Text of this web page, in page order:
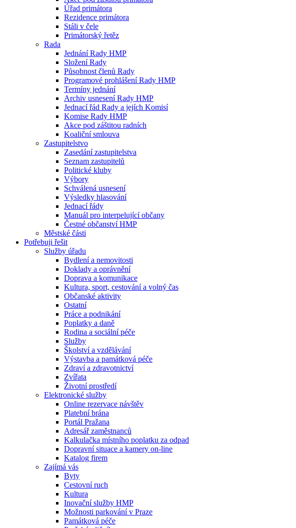
Úřad primátora
Rezidence primátora
Stáli v čele
Primátorský řetěz
Rada
Jednání Rady HMP
Složení Rady
Působnost členů Rady
Programové prohlášení Rady HMP
Termíny jednání
Archiv usnesení Rady HMP
Jednací řád Rady a jejích Komisí
Komise Rady HMP
Akce pod záštitou radních
Koaliční smlouva
Zastupitelstvo
Zasedání zastupitelstva
Seznam zastupitelů
Politické kluby
Výbory
Schválená usnesení
Výsledky hlasování
Jednací řády
Manuál pro interpelující občany
Čestné občanství HMP
Městské části
Potřebuji řešit
Služby úřadu
Bydlení a nemovitosti
Doklady a oprávnění
Doprava a komunikace
Kultura, sport, cestování a volný čas
Občanské aktivity
Ostatní
Práce a podnikání
Poplatky a daně
Rodina a sociální péče
Služby
Školství a vzdělávání
Výstavba a památková péče
Zdraví a zdravotnictví
Zvířata
Životní prostředí
Elektronické služby
Online rezervace návštěv
Platební brána
Portál Pražana
Adresář zaměstnanců
Kalkulačka místního poplatku za odpad
Dopravní situace a kamery on-line
Katalog firem
Zajímá vás
Byty
Cestovní ruch
Kultura
Inovační služby HMP
Možnosti parkování v Praze
Památková péče